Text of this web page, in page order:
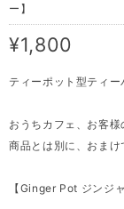
ー】
¥1,800
ティーポット型ティ
おうちカフェ、お客
商品とは別に、おまけ
【Ginger Pot ジンジ